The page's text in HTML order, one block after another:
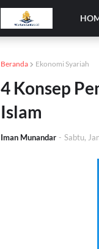
Beranda Ekonomi Syariah
4 Konsep
Islam
Iman Munandar - Sabtu,